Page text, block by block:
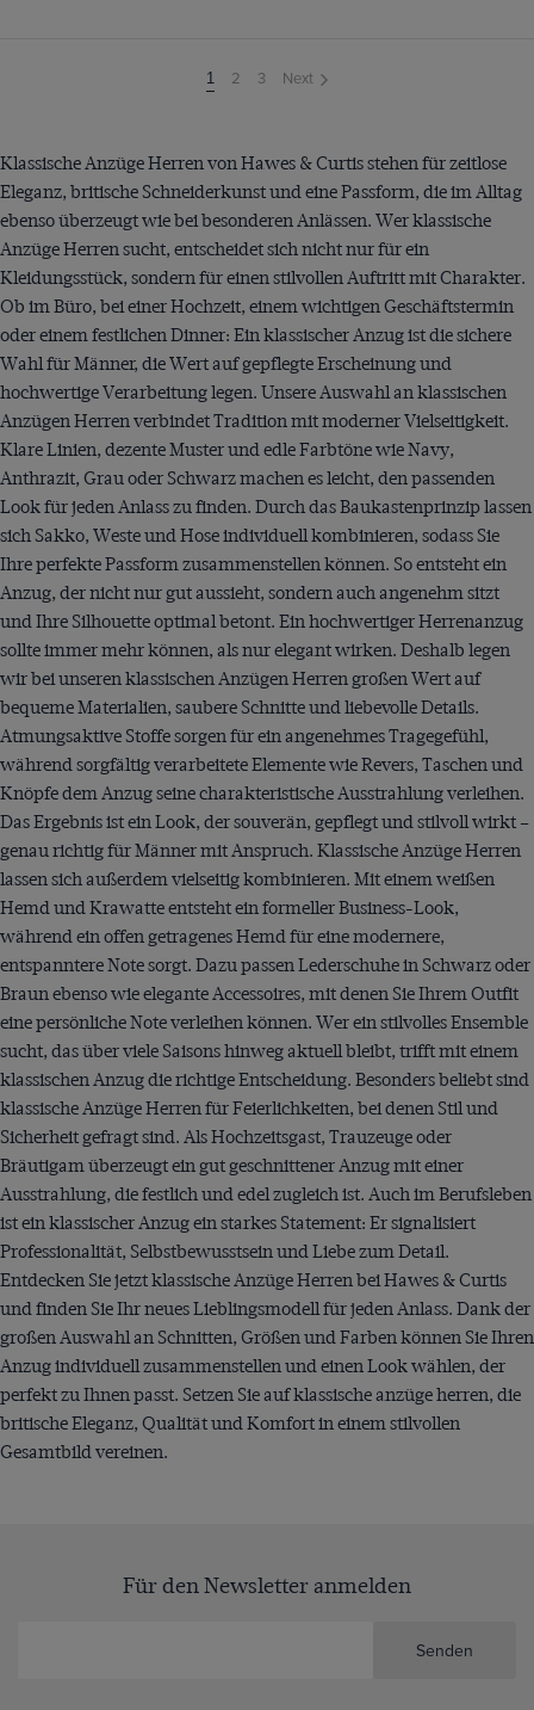
You're
on
1 2 3 Next
Klassische Anzüge Herren von Hawes & Curtis stehen für zeitlose
Eleganz, britische Schneiderkunst und eine Passform, die im Alltag
ebenso überzeugt wie bei besonderen Anlässen. Wer klassische
Anzüge Herren sucht, entscheidet sich nicht nur für ein
Kleidungsstück, sondern für einen stilvollen Auftritt mit Charakter.
Ob im Büro, bei einer Hochzeit, einem wichtigen Geschäftstermin
oder einem festlichen Dinner: Ein klassischer Anzug ist die sichere
Wahl für Männer, die Wert auf gepflegte Erscheinung und
hochwertige Verarbeitung legen. Unsere Auswahl an klassischen
Anzügen Herren verbindet Tradition mit moderner Vielseitigkeit.
Klare Linien, dezente Muster und edle Farbtöne wie Navy,
Anthrazit, Grau oder Schwarz machen es leicht, den passenden
Look für jeden Anlass zu finden. Durch das Baukastenprinzip lassen
sich Sakko, Weste und Hose individuell kombinieren, sodass Sie
Ihre perfekte Passform zusammenstellen können. So entsteht ein
Anzug, der nicht nur gut aussieht, sondern auch angenehm sitzt
und Ihre Silhouette optimal betont. Ein hochwertiger Herrenanzug
sollte immer mehr können, als nur elegant wirken. Deshalb legen
wir bei unseren klassischen Anzügen Herren großen Wert auf
bequeme Materialien, saubere Schnitte und liebevolle Details.
Atmungsaktive Stoffe sorgen für ein angenehmes Tragegefühl,
während sorgfältig verarbeitete Elemente wie Revers, Taschen und
Knöpfe dem Anzug seine charakteristische Ausstrahlung verleihen.
Das Ergebnis ist ein Look, der souverän, gepflegt und stilvoll wirkt –
genau richtig für Männer mit Anspruch. Klassische Anzüge Herren
lassen sich außerdem vielseitig kombinieren. Mit einem weißen
Hemd und Krawatte entsteht ein formeller Business-Look,
während ein offen getragenes Hemd für eine modernere,
entspanntere Note sorgt. Dazu passen Lederschuhe in Schwarz oder
Braun ebenso wie elegante Accessoires, mit denen Sie Ihrem Outfit
eine persönliche Note verleihen können. Wer ein stilvolles Ensemble
sucht, das über viele Saisons hinweg aktuell bleibt, trifft mit einem
klassischen Anzug die richtige Entscheidung. Besonders beliebt sind
klassische Anzüge Herren für Feierlichkeiten, bei denen Stil und
Sicherheit gefragt sind. Als Hochzeitsgast, Trauzeuge oder
Bräutigam überzeugt ein gut geschnittener Anzug mit einer
Ausstrahlung, die festlich und edel zugleich ist. Auch im Berufsleben
ist ein klassischer Anzug ein starkes Statement: Er signalisiert
Professionalität, Selbstbewusstsein und Liebe zum Detail.
Entdecken Sie jetzt klassische Anzüge Herren bei Hawes & Curtis
und finden Sie Ihr neues Lieblingsmodell für jeden Anlass. Dank der
großen Auswahl an Schnitten, Größen und Farben können Sie Ihren
Anzug individuell zusammenstellen und einen Look wählen, der
perfekt zu Ihnen passt. Setzen Sie auf klassische anzüge herren, die
britische Eleganz, Qualität und Komfort in einem stilvollen
Gesamtbild vereinen.
Für den Newsletter anmelden
Senden